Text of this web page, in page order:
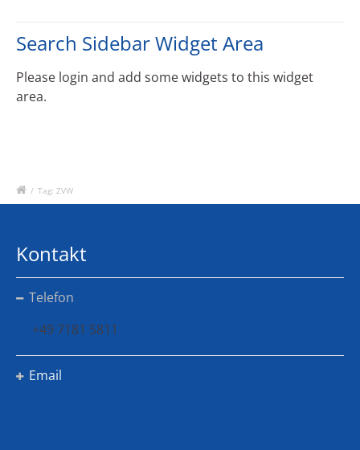
Search Sidebar Widget Area
Please login and add some widgets to this widget
area.
/ Tag: ZVW
Kontakt
Telefon
+49 7181 5811
Email